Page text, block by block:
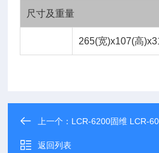
尺寸及重量
265(宽)x107(高
上一个： LCR-6200固维 LCR-6000
返回列表